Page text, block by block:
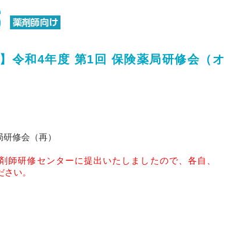
令和4年度 第1回 保険薬局研修会（オ
修会（再）
師研修センターに提出いたしましたので、各自、
い。